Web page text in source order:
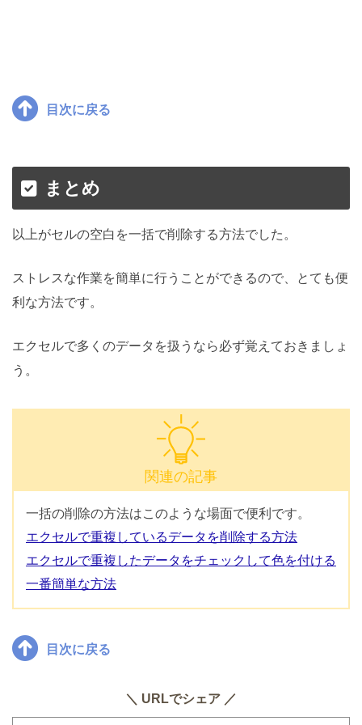
目次に戻る
まとめ
以上がセルの空白を一括で削除する方法でした。
ストレスな作業を簡単に行うことができるので、とても便
利な方法です。
エクセルで多くのデータを扱うなら必ず覚えておきましょ
う。
関連の記事
一括の削除の方法はこのような場面で便利です。
エクセルで重複しているデータを削除する方法
エクセルで重複したデータをチェックして色を付ける
一番簡単な方法
目次に戻る
＼ URLでシェア ／